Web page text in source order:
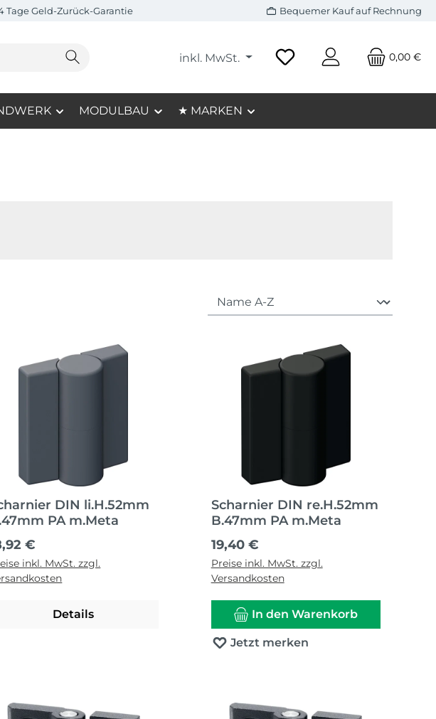
Tage Geld-Zurück-Garantie Bequemer Kauf auf Rechnung
inkl. MwSt. 0,00 €
MODULBAU ★ MARKEN
DIN li.H.52mm
PA m.Meta
Preis:
€
inkl. MwSt. zzgl.
Details
Scharnier DIN re.H.52mm
B.47mm PA m.Meta
Regulärer Preis:
19,40 €
Preise inkl. MwSt. zzgl.
Versandkosten
In den Warenkorb
Jetzt merken